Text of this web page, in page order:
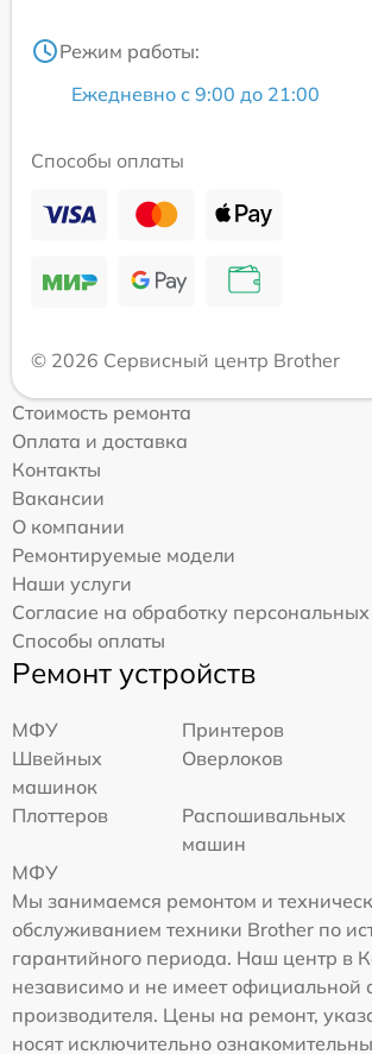
Режим работы:
Ежедневно с 9:00 до 21:00
Способы оплаты
© 2026 Сервисный центр Brother
Стоимость ремонта
Оплата и доставка
Контакты
Вакансии
О компании
Ремонтируемые модели
Наши услуги
Согласие на обработку
Способы оплаты
Ремонт устройств
МФУ
Принтеров
Швейных
машинок
Оверлоков
Плоттеров
Распошивальных
машин
МФУ
Мы занимаемся ремонтом и
обслуживанием техники Brother по
гарантийного периода. Наш центр в
независимо и не имеет официальной
производителя. Цены на ремонт,
носят исключительно